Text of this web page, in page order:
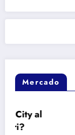
Mercado
La
para